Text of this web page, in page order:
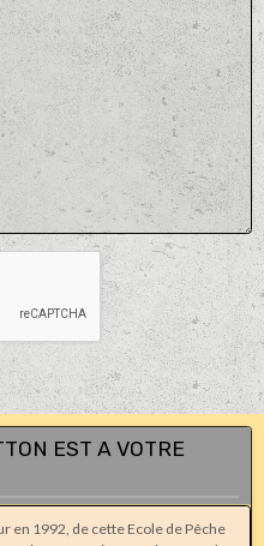
EST A VOTRE
en 1992, de cette Ecole de Pêche